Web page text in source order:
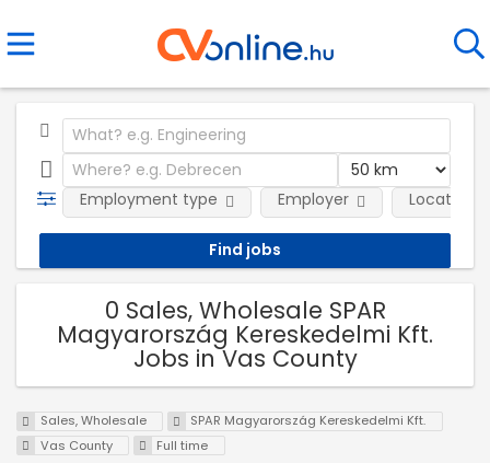
Employment type Employer Location
0 Sales, Wholesale SPAR
Magyarország Kereskedelmi Kft.
Jobs in Vas County
Sales, Wholesale
SPAR Magyarország Kereskedelmi Kft.
Vas County
Full time